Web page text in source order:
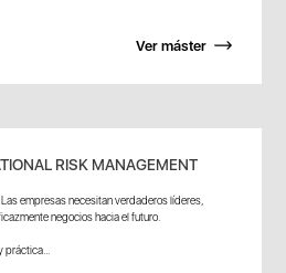
Ver máster
RISK MANAGEMENT
empresas necesitan verdaderos líderes,
negocios hacia el futuro.